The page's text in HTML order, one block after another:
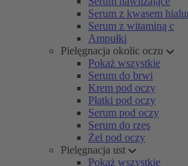
Serum z kwasem
Serum z witaminą c
Ampułki
Pielęgnacja okolic oczu
Pokaż wszystkie
Serum do brwi
Krem pod oczy
Płatki pod oczy
Serum pod oczy
Serum do rzęs
Żel pod oczy
Pielęgnacja ust
Pokaż wszystkie